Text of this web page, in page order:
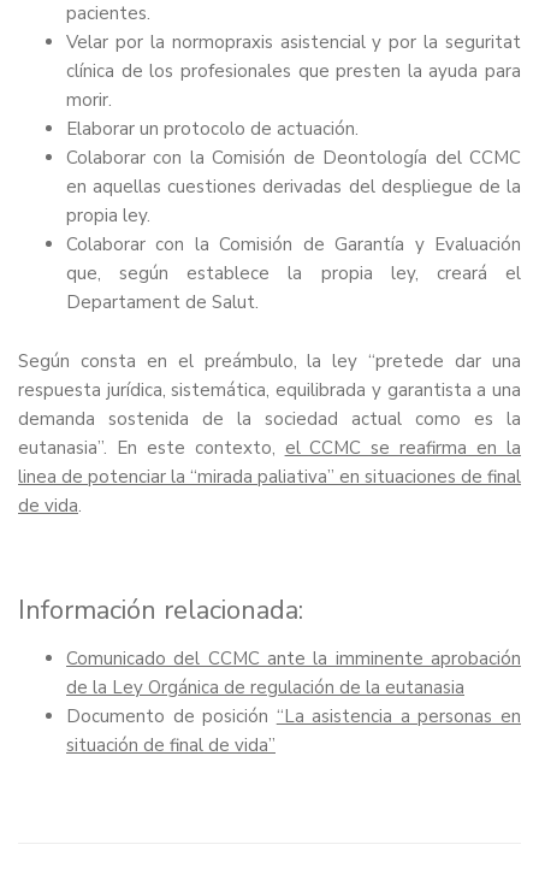
pacientes.
Velar por la normopraxis asistencial y por la seguritat
clínica de los profesionales que presten la ayuda para
morir.
Elaborar un protocolo de actuación.
Colaborar con la Comisión de Deontología del CCMC
en aquellas cuestiones derivadas del despliegue de la
propia ley.
Colaborar con la Comisión de Garantía y Evaluación
que, según establece la propia ley, creará el
Departament de Salut.
Según consta en el preámbulo, la ley “pretede dar una
respuesta jurídica, sistemática, equilibrada y garantista a una
demanda sostenida de la sociedad actual como es la
eutanasia”. En este contexto, el CCMC se reafirma en la
linea de potenciar la “mirada paliativa” en situaciones de final
de vida.
Información relacionada:
Comunicado del CCMC ante la imminente aprobación
de la Ley Orgánica de regulación de la eutanasia
Documento de posición “La asistencia a personas en
situación de final de vida”